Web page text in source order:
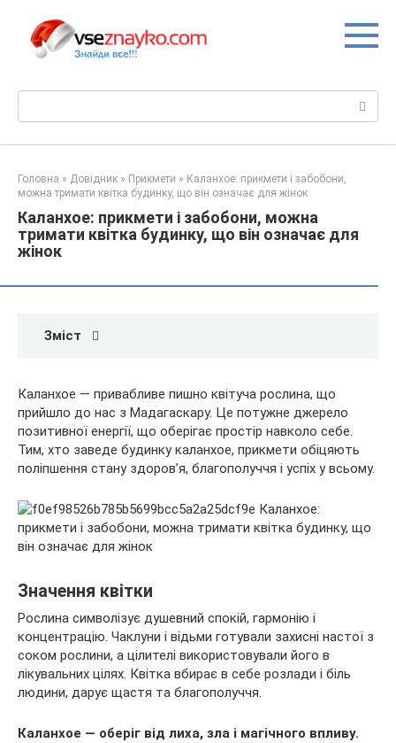
вмісту
Головна » Довідник » Прикмети » Каланхое: прикмети і забобони,
можна тримати квітка будинку, що він означає для жінок
Каланхое: прикмети і забобони, можна
тримати квітка будинку, що він означає для
жінок
Зміст
Каланхое — привабливе пишно квітуча рослина, що
прийшло до нас з Мадагаскару. Це потужне джерело
позитивної енергії, що оберігає простір навколо себе.
Тим, хто заведе будинку каланхое, прикмети обіцяють
поліпшення стану здоров’я, благополуччя і успіх у всьому.
Значення квітки
Рослина символізує душевний спокій, гармонію і
концентрацію. Чаклуни і відьми готували захисні настої з
соком рослини, а цілителі використовували його в
лікувальних цілях. Квітка вбирає в себе розлади і біль
людини, дарує щастя та благополуччя.
Каланхое — оберіг від лиха, зла і магічного впливу.